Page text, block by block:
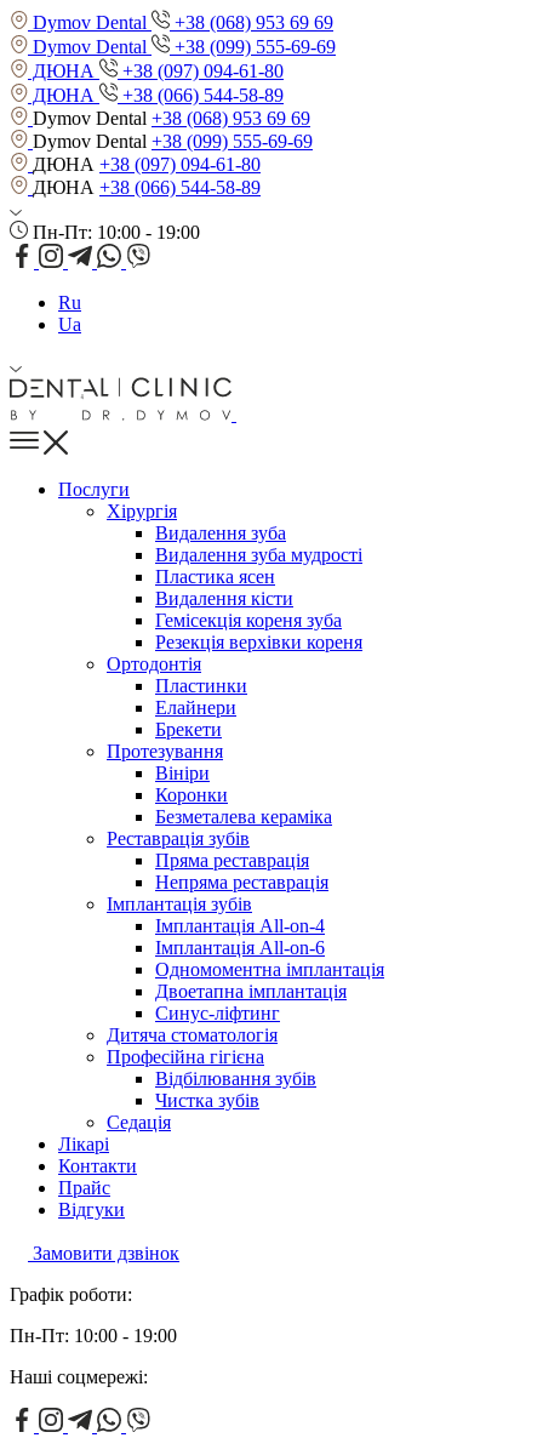
Dymov Dental
+38 (068) 953 69 69
Dymov Dental
+38 (099) 555-69-69
ДЮНА
+38 (097) 094-61-80
ДЮНА
+38 (066) 544-58-89
Dymov Dental +38 (068) 953 69 69
Dymov Dental +38 (099) 555-69-69
ДЮНА +38 (097) 094-61-80
ДЮНА +38 (066) 544-58-89
Пн-Пт: 10:00 - 19:00
Ru
Ua
Послуги
Хірургія
Видалення зуба
Видалення зуба мудрості
Пластика ясен
Видалення кісти
Гемісекція кореня зуба
Резекція верхівки кореня
Ортодонтія
Пластинки
Елайнери
Брекети
Протезування
Вініри
Коронки
Безметалева кераміка
Реставрація зубів
Пряма реставрація
Непряма реставрація
Імплантація зубів
Імплантація All-on-4
Імплантація All-on-6
Одномоментна імплантація
Двоетапна імплантація
Синус-ліфтинг
Дитяча стоматологія
Професійна гігієна
Відбілювання зубів
Чистка зубів
Седація
Лікарі
Контакти
Прайс
Відгуки
Замовити дзвінок
Графік роботи:
Пн-Пт: 10:00 - 19:00
Наші соцмережі: